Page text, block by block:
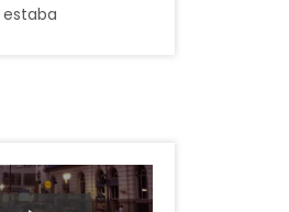
de
2 km2 y